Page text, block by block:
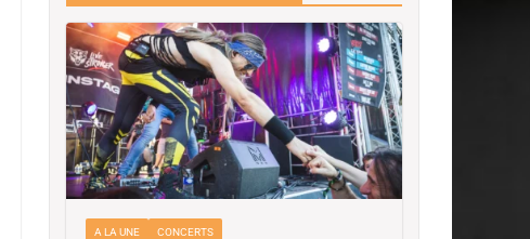
A LA UNE CONCERTS